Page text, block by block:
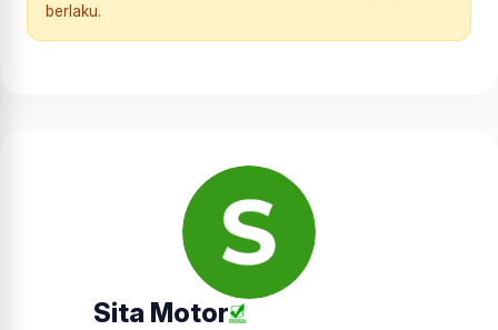
berlaku.
Sita Motor